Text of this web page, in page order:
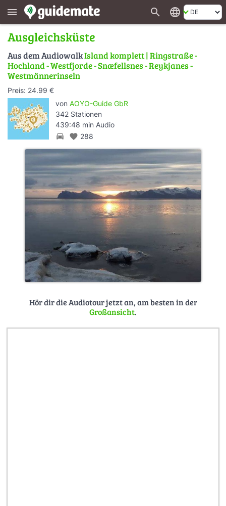
menu search language
Ausgleichsküste
Aus dem AudiowalkIsland komplett | Ringstraße -
Hochland - Westfjorde - Snæfellsnes - Reykjanes -
Westmännerinseln
Preis: 24.99 €
von AOYO-Guide GbR
342 Stationen
439:48 min Audio
directions_car favorite 288
Hör dir die Audiotour jetzt an, am besten in der
Großansicht.